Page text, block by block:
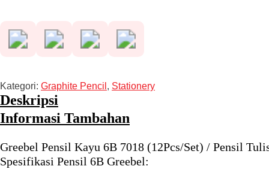
Kategori: Graphite Pencil , Stationery
Deskripsi
Informasi Tambahan
Greebel Pensil Kayu 6B 7018 (12Pcs/Set) / Pensil
Spesifikasi Pensil 6B Greebel: